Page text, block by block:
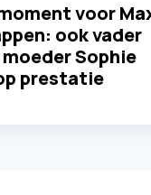
voor
ook vader
Sophie
prestatie